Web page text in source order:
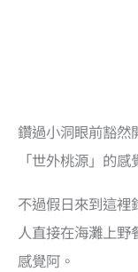
鑽過小洞眼前豁然
「世外桃源」的感
不過假日來到這裡
人直接在海灘上野
感覺阿。